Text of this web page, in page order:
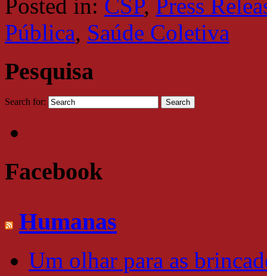
Posted in: CSP, Press
Pública, Saúde Coletiva
Pesquisa
Search for:
Facebook
Humanas
Um olhar para as